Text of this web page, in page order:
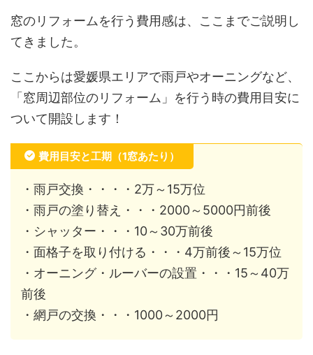
窓のリフォームを行う費用感は、ここまでご説明し
てきました。
ここからは愛媛県エリアで雨戸やオーニングなど、
「窓周辺部位のリフォーム」を行う時の費用目安に
ついて開設します！
費用目安と工期（1窓あたり）
・雨戸交換・・・・2万～15万位
・雨戸の塗り替え・・・2000～5000円前後
・シャッター・・・10～30万前後
・面格子を取り付ける・・・4万前後～15万位
・オーニング・ルーバーの設置・・・15～40万
前後
・網戸の交換・・・1000～2000円